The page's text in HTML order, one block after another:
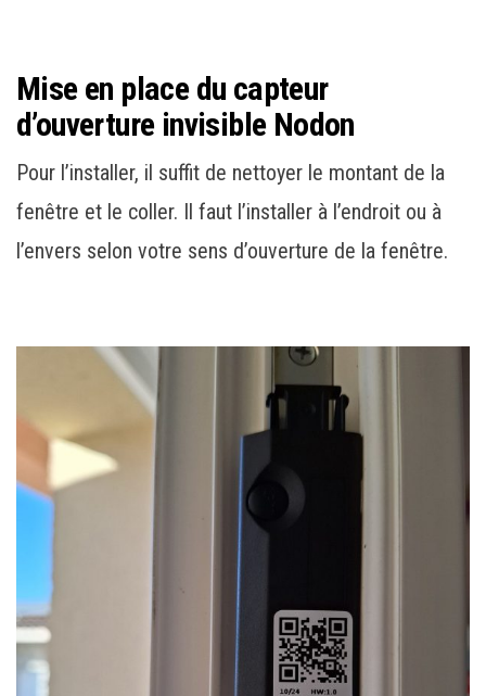
Mise en place du capteur
d’ouverture invisible Nodon
Pour l’installer, il suffit de nettoyer le montant de la
fenêtre et le coller. Il faut l’installer à l’endroit ou à
l’envers selon votre sens d’ouverture de la fenêtre.